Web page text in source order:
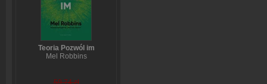
Teoria Pozwól im
Mel Robbins
59,74 zł